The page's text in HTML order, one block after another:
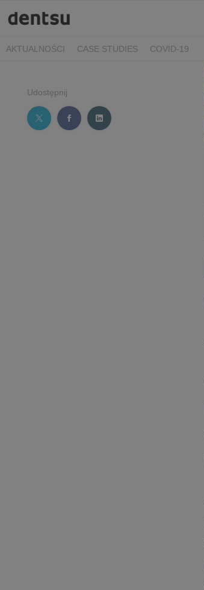
AKTUALNOŚCI CASE STUDIES COVID-19
Udostępnij